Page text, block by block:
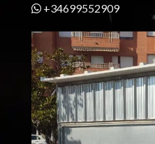
+34699552909